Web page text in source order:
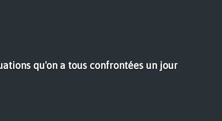
qu'on a tous confrontées un jour